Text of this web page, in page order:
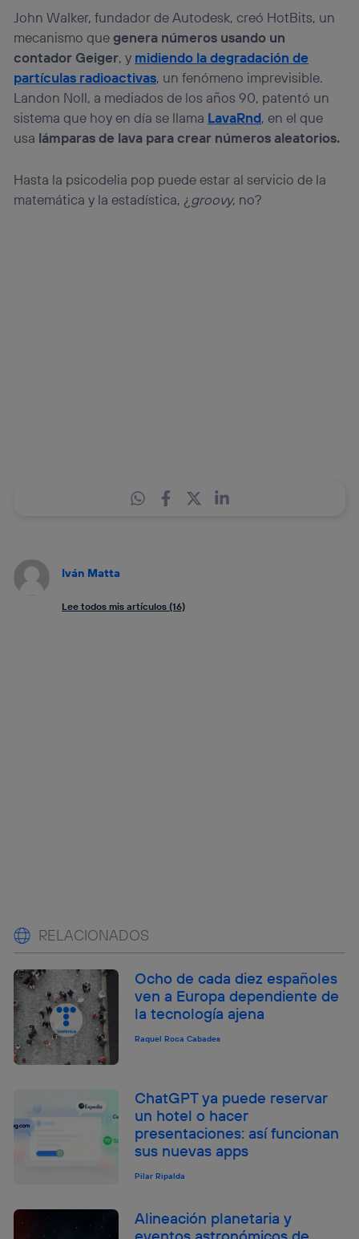
John Walker, fundador de Autodesk, creó HotBits, un
mecanismo quegenera números usando un
contador Geiger, y midiendo la degradación de
partículas radioactivas, un fenómeno imprevisible.
Landon Noll, a mediados de los años 90, patentó un
sistema que hoy en día se llama LavaRnd, en el que
usa lámparas de lava para crear números aleatorios.
Hasta la psicodelia pop puede estar al servicio de la
matemática y la estadística, ¿ groovy, no?
Iván Matta
Lee todos mis artículos (16)
RELACIONADOS
Ocho de cada diez españoles
ven a Europa dependiente de
la tecnología ajena
Raquel Roca Cabades
ChatGPT ya puede reservar
un hotel o hacer
presentaciones: así funcionan
sus nuevas apps
Pilar Ripalda
Alineación planetaria y